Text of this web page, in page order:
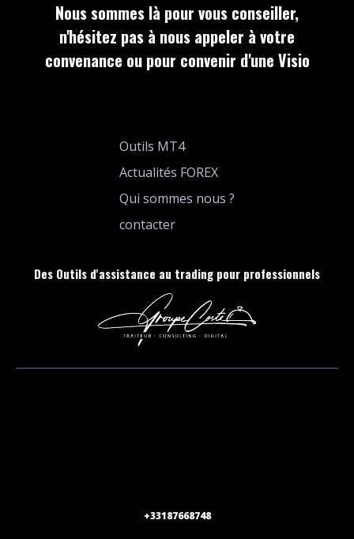
Nous sommes là pour vous conseiller,
n'hésitez pas à nous appeler à votre
convenance ou pour convenir d'une Visio
Outils MT4
Actualités FOREX
Qui sommes nous ?
contacter
Des Outils d'assistance au trading pour professionnels
+33187668748